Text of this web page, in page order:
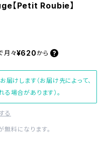
【Petit Roubie】
月々¥620 から
けします（お届け先によって、
場合があります）。
る
料になります。